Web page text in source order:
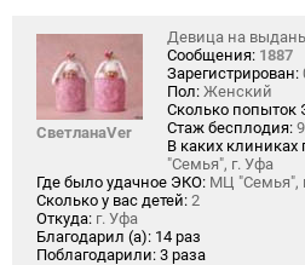
СветланаVer
Девица на
Сообщения: 1887
Зарегистрирован:
Пол: Женский
Сколько попыток
Стаж бесплодия: 9
В каких клиниках
"Семья", г. Уфа
Где было удачное ЭКО: МЦ "Семья",
Сколько у вас детей: 2
Откуда: г. Уфа
Благодарил (а): 14 раз
Поблагодарили: 3 раза